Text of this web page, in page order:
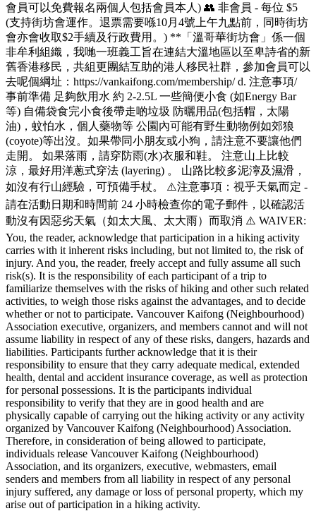
會員可以免費報名兩個人包括會員本人) 👥 非會員 - 每位 $5
(支持街坊會運作。退票需要喺10月4號上午九點前，同時街坊
會亦會收取$2手續及行政費用。) **「溫哥華街坊會」係一個
非牟利組織，我哋一班義工旨在連結大溫地區以至卑詩省的新
舊香港移民，共組更團結互助的港人移民社群，參加會員可以
去呢個綱址：https://vankaifong.com/membership/ d. 注意事項/
事前準備 足夠飲用水 約 2-2.5L 一些簡便小食 (如Energy Bar
等) 自備袋食完小食後帶走啲垃圾 防曬用品(包括帽，太陽
油)，蚊怕水，個人藥物等 公園內可能有野生動物例如郊狼
(coyote)等出沒。如果帶同小朋友或小狗，請注意不要讓他們
走開。 如果落雨，請穿防雨(水)衣服和鞋。 注意山上比較
涼，最好用洋蔥式穿法 (layering) 。 山路比較多泥濘及濕滑，
如沒有行山經驗，可預備手杖。 ⚠️注意事項：視乎天氣而定 -
請在活動日期和時間前 24 小時檢查你的電子郵件，以確認活
動沒有因惡劣天氣（如太大風、太大雨）而取消 ⚠️ WAIVER:
You, the reader, acknowledge that participation in a hiking activity
carries with it inherent risks including, but not limited to, the risk of
injury. And you, the reader, freely accept and fully assume all such
risk(s). It is the responsibility of each participant of a trip to
familiarize themselves with the risks of hiking and other such related
activities, to weigh those risks against the advantages, and to decide
whether or not to participate. Vancouver Kaifong (Neighbourhood)
Association executive, organizers, and members cannot and will not
assume liability in respect of any of these risks, dangers, hazards and
liabilities. Participants further acknowledge that it is their
responsibility to ensure that they carry adequate medical, extended
health, dental and accident insurance coverage, as well as protection
for personal possessions. It is the participants individual
responsibility to verify that they are in good health and are
physically capable of carrying out the hiking activity or any activity
organized by Vancouver Kaifong (Neighbourhood) Association.
Therefore, in consideration of being allowed to participate,
individuals release Vancouver Kaifong (Neighbourhood)
Association, and its organizers, executive, webmasters, email
senders and members from all liability in respect of any personal
injury suffered, any damage or loss of personal property, which my
arise out of participation in a hiking activity.